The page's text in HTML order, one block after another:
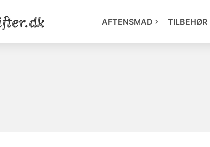
AFTENSMAD TILBEHØR